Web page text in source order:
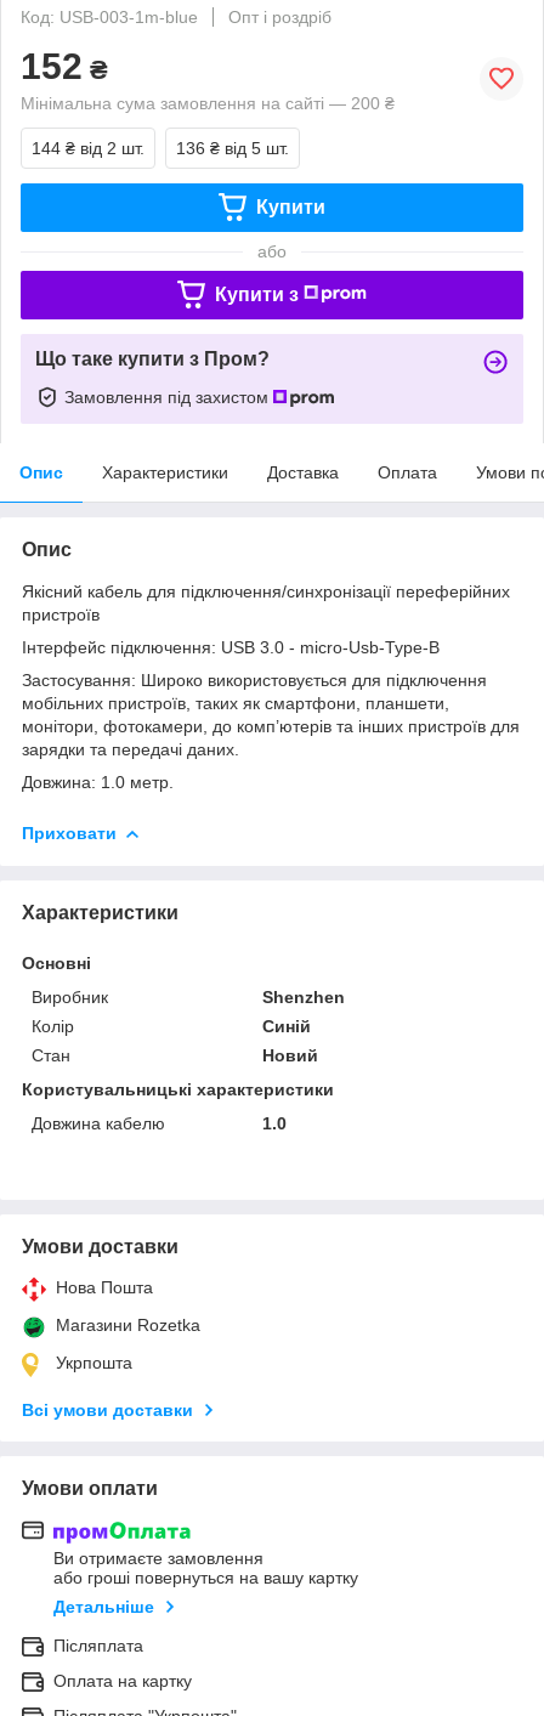
Код: USB-003-1m-blue
Опт і роздріб
152 ₴
Мінімальна сума замовлення на сайті — 200 ₴
144 ₴ від 2 шт. 136 ₴ від 5 шт.
Купити
або
Купити з
Що таке купити з Пром?
Замовлення під захистом
Опис Характеристики Доставка Оплата Умови
Опис
Якісний кабель для підключення/синхронізації переферійних
пристроїв
Інтерфейс підключення: USB 3.0 - micro-Usb-Type-B
Застосування: Широко використовується для підключення
мобільних пристроїв, таких як смартфони, планшети,
монітори, фотокамери, до комп’ютерів та інших пристроїв для
зарядки та передачі даних.
Довжина: 1.0 метр.
Приховати
Характеристики
Основні
Виробник
Shenzhen
Колір
Синій
Стан
Новий
Користувальницькі характеристики
Довжина кабелю
1.0
Умови доставки
Нова Пошта
Магазини Rozetka
Укрпошта
Всі умови доставки
Умови оплати
Ви отримаєте замовлення
або гроші повернуться на вашу картку
Детальніше
Післяплата
Оплата на картку